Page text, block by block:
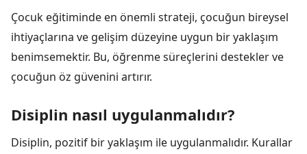
Çocuk eğitiminde en önemli strateji, çocuğun bireysel
ihtiyaçlarına ve gelişim düzeyine uygun bir yaklaşım
benimsemektir. Bu, öğrenme süreçlerini destekler ve
çocuğun öz güvenini artırır.
Disiplin nasıl uygulanmalıdır?
Disiplin, pozitif bir yaklaşım ile uygulanmalıdır. Kurallar